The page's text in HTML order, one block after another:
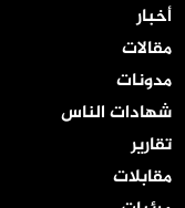
أخبار
مقالات
مدونات
شهادات الناس
تقارير
مقابلات